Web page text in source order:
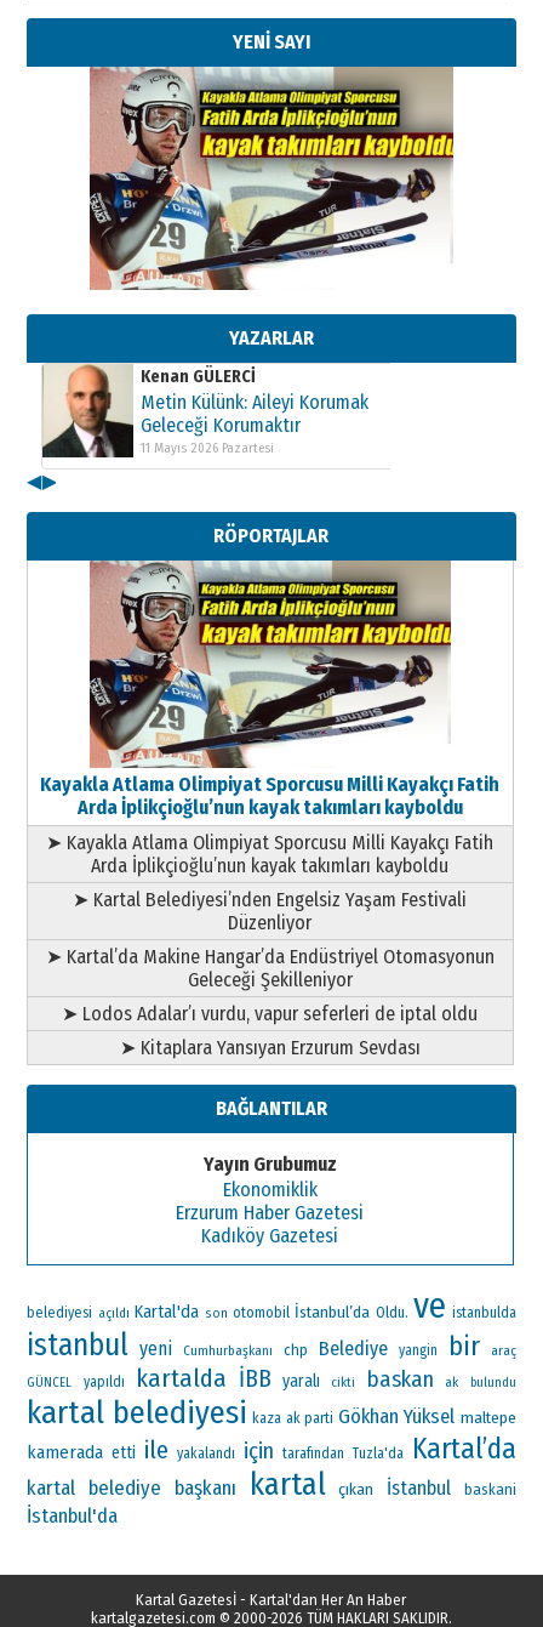
YENİ SAYI
YAZARLAR
Kenan GÜLERCİ
Metin Külünk: Aileyi Korumak
Geleceği Korumaktır
11 Mayıs 2026 Pazartesi
Kenan GÜLERCİ
Metin Külünk: Aileyi Korumak
Geleceği Korumaktır
11 Mayıs 2026 Pazartesi
Metin Külünk: Aileyi Korumak
Geleceği Korumaktır
11 Mayıs 2026 Pazartesi
◀▶
RÖPORTAJLAR
Kayakla Atlama Olimpiyat Sporcusu Milli Kayakçı Fatih
Arda İplikçioğlu’nun kayak takımları kayboldu
➤ Kayakla Atlama Olimpiyat Sporcusu Milli Kayakçı Fatih
Arda İplikçioğlu’nun kayak takımları kayboldu
➤ Kartal Belediyesi’nden Engelsiz Yaşam Festivali
Düzenliyor
➤ Kartal’da Makine Hangar’da Endüstriyel Otomasyonun
Geleceği Şekilleniyor
➤ Lodos Adalar’ı vurdu, vapur seferleri de iptal oldu
➤ Kitaplara Yansıyan Erzurum Sevdası
BAĞLANTILAR
Yayın Grubumuz
Ekonomiklik
Erzurum Haber Gazetesi
Kadıköy Gazetesi
belediyesi açıldı Kartal'da son otomobil İstanbul’da Oldu. ve istanbulda
istanbul yeni Cumhurbaşkanı chp Belediye yangin bir araç
GÜNCEL yapıldı kartalda İBB yaralı cikti baskan ak bulundu
kartal belediyesi kaza ak parti Gökhan Yüksel maltepe
kamerada etti ile yakalandı için tarafından Tuzla'da Kartal’da
kartal belediye başkanı kartal çıkan İstanbul baskani
İstanbul'da
Kartal Gazetesİ - Kartal'dan Her An Haber
kartalgazetesi.com © 2000-2026 TÜM HAKLARI SAKLIDIR.